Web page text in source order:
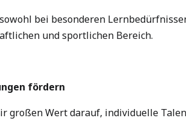
bei besonderen
und sportlichen Bereich.
fördern
großen Wert darauf, individuelle